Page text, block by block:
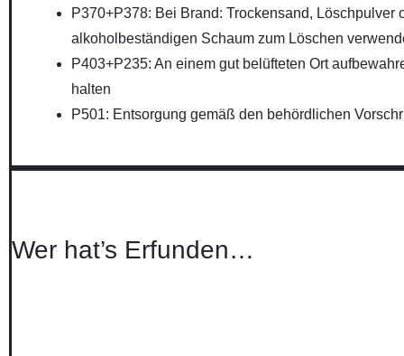
P370+P378: Bei Brand: Trockensand, Löschpulver
alkoholbeständigen Schaum zum Löschen
P403+P235: An einem gut belüfteten Ort
halten
P501: Entsorgung gemäß den behördlichen
Wer hat’s Erfunden…